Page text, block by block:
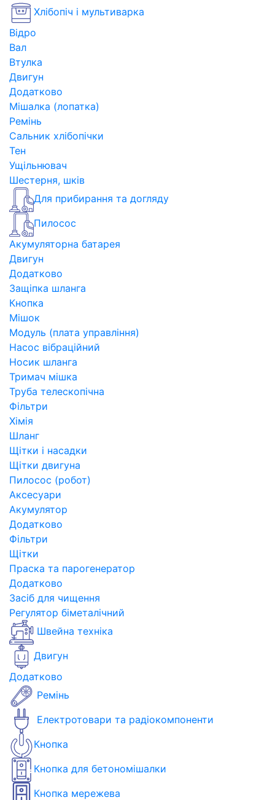
Хлібопіч і мультиварка
Відро
Вал
Втулка
Двигун
Додатково
Мішалка (лопатка)
Ремінь
Сальник хлібопічки
Тен
Ущільнювач
Шестерня, шків
Для прибирання та догляду
Пилосос
Акумуляторна батарея
Двигун
Додатково
Защіпка шланга
Кнопка
Мішок
Модуль (плата управління)
Насос вібраційний
Носик шланга
Тримач мішка
Труба телескопічна
Фільтри
Хімія
Шланг
Щітки і насадки
Щітки двигуна
Пилосос (робот)
Аксесуари
Акумулятор
Додатково
Фільтри
Щітки
Праска та парогенератор
Додатково
Засіб для чищення
Регулятор біметалічний
Швейна техніка
Двигун
Додатково
Ремінь
Електротовари та радіокомпоненти
Кнопка
Кнопка для бетономішалки
Кнопка мережева